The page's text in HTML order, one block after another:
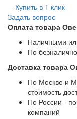
Купить в 1 клик
Задать вопрос
Оплата товара
Наличными
По
Доставка товара
По Москве и
стоимость
По России -
компаний